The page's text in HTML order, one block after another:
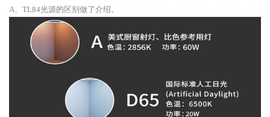
A、TL84光源的区别做了介绍。